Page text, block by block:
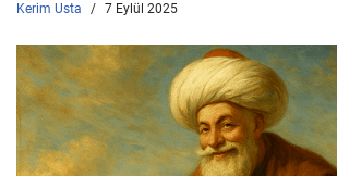
Kerim Usta 7 Eylül 2025